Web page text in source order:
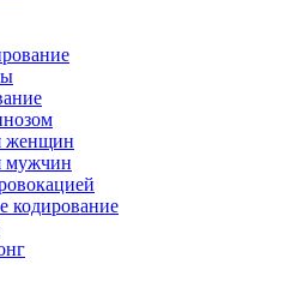
женщин
мужчин
кодирование